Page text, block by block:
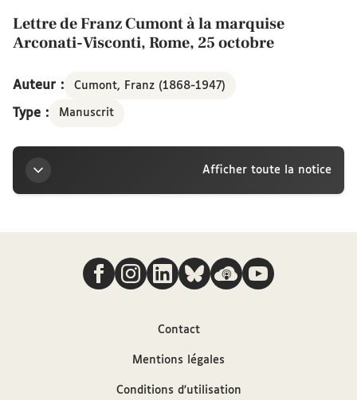
Lettre de Franz Cumont à la marquise
Arconati-Visconti, Rome, 25 octobre
Auteur : Cumont, Franz (1868-1947)
Type : Manuscrit
Afficher toute la notice
Titre
Lettre de Franz Cumont à la marquise Arconati-
Visconti, Rome, 25 octobre
Nous suivre
Contact
Mentions légales
Conditions d'utilisation